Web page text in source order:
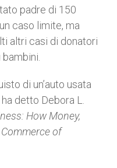
padre di 150
caso limite, ma
altri casi di donatori
di un’auto usata
detto Debora L.
How Money,
of